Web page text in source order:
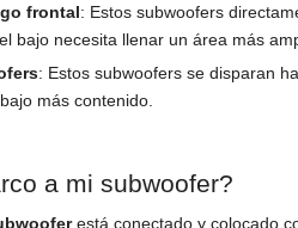
frontal: Estos subwoofers
bajo necesita llenar un área más
: Estos subwoofers se disparan
más contenido.
a mi subwoofer?
está conectado y colocado